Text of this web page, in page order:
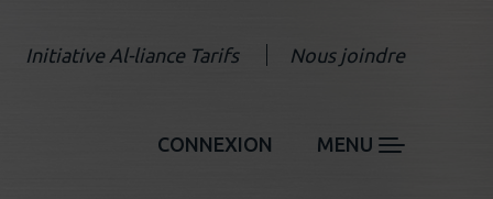
Initiative Al-liance Tarifs Nous joindre
CONNEXION MENU